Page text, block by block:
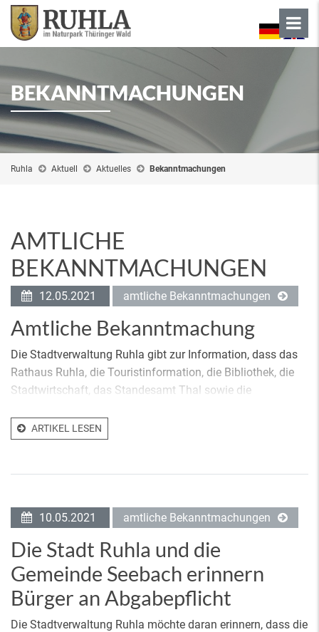
BEKANNTMACHUNGEN
Ruhla Aktuell Aktuelles Bekanntmachungen
AMTLICHE
BEKANNTMACHUNGEN
12.05.2021 amtliche Bekanntmachungen
Amtliche Bekanntmachung
Die Stadtverwaltung Ruhla gibt zur Information, dass das
Rathaus Ruhla, die Touristinformation, die Bibliothek, die
Stadtwirtschaft, das Standesamt Thal sowie die
ARTIKEL LESEN
10.05.2021 amtliche Bekanntmachungen
Die Stadt Ruhla und die
Gemeinde Seebach erinnern
Bürger an Abgabepflicht
Die Stadtverwaltung Ruhla möchte daran erinnern, dass die